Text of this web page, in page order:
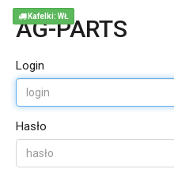
AG-PARTS
Login
Hasło
Kafelki: WŁ